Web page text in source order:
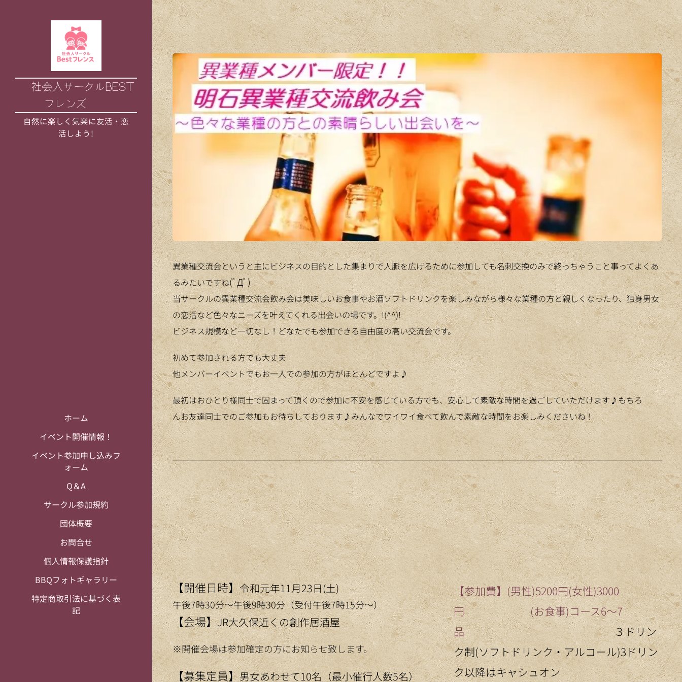
🌟社会人サークルBEST
フレンズ
自然に楽しく気楽に友活・恋
活しよう!
ホーム
イベント開催情報！
イベント参加申し込みフ
ォーム
Q＆A
サークル参加規約
団体概要
お問合せ
個人情報保護指針
BBQフォトギャラリー
特定商取引法に基づく表
記
異業種交流会というと主にビジネスの目的とした集まりで人脈を広げるために参加しても名刺交換のみで終っちゃうこと事ってよくあ
るみたいですね(ﾟДﾟ)
当サークルの異業種交流会飲み会は美味しいお食事やお酒ソフトドリンクを楽しみながら様々な業種の方と親しくなったり、独身男女
の恋活など色々なニーズを叶えてくれる出会いの場です。!(^^)!
ビジネス規模など一切なし！どなたでも参加できる自由度の高い交流会です。
初めて参加される方でも大丈夫😉
他メンバーイベントでもお一人での参加の方がほとんどですよ♪
最初はおひとり様同士で固まって頂くので参加に不安を感じている方でも、安心して素敵な時間を過ごしていただけます♪もちろ
んお友達同士でのご参加もお待ちしております♪みんなでワイワイ食べて飲んで素敵な時間をお楽しみくださいね！
【開催日時】令和元年11月23日(土)
午後7時30分～午後9時30分（受付午後7時15分～）
【会場】JR大久保近くの創作居酒屋
※開催会場は参加確定の方にお知らせ致します。
【募集定員】男女あわせて10名（最小催行人数5名）
【参加費】(男性)5200円(女性)3000
円 (お食事)コース6～7
品３ドリン
ク制(ソフトドリンク・アルコール)3ドリン
ク以降はキャシュオン